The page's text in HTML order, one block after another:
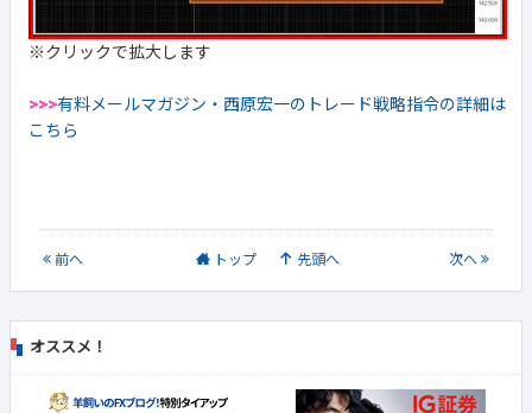
※クリックで拡大します
>>>有料メールマガジン・西原宏一のトレード戦略指令の詳細は
こちら
前へ トップ 先頭へ 次へ
オススメ！